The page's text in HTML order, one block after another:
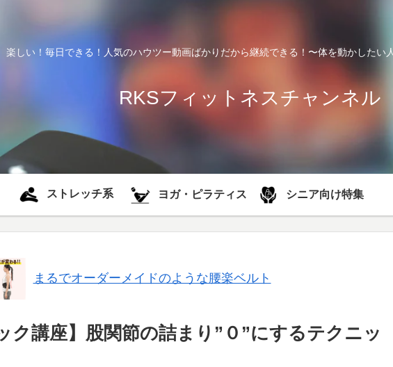
楽しい！毎日できる！人気のハウツー動画ばかりだから継続できる！〜体を動かしたい
RKSフィットネスチャンネル
ストレッチ系 ヨガ・ピラティス シニア向け特集
まるでオーダーメイドのような腰楽ベルト
ク講座】股関節の詰まり”０”にするテクニッ